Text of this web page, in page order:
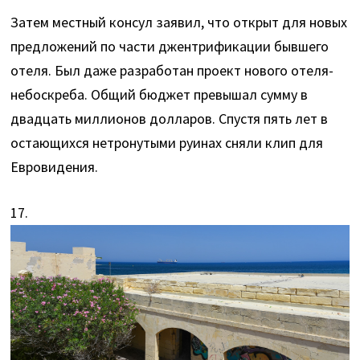
Затем местный консул заявил, что открыт для новых
предложений по части джентрификации бывшего
отеля. Был даже разработан проект нового отеля-
небоскреба. Общий бюджет превышал сумму в
двадцать миллионов долларов. Спустя пять лет в
остающихся нетронутыми руинах сняли клип для
Евровидения.
17.